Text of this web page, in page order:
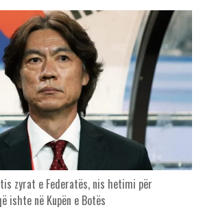
zyrat e Federatës, nis hetimi për
ishte në Kupën e Botës